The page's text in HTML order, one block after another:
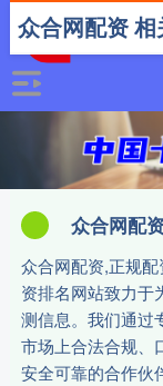
众合网配
众合网配资,正规
资排名网站致力于
测信息。我们通过
市场上合法合规、
安全可靠的合作伙
众合网配资